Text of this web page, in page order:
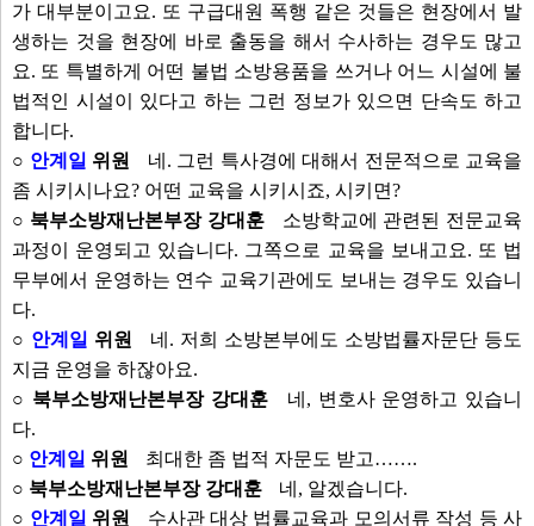
가 대부분이고요. 또 구급대원 폭행 같은 것들은 현장에서 발
생하는 것을 현장에 바로 출동을 해서 수사하는 경우도 많고
요. 또 특별하게 어떤 불법 소방용품을 쓰거나 어느 시설에 불
법적인 시설이 있다고 하는 그런 정보가 있으면 단속도 하고
합니다.
○ 안계일 위원
네. 그런 특사경에 대해서 전문적으로 교육을
좀 시키시나요? 어떤 교육을 시키시죠, 시키면?
○ 북부소방재난본부장 강대훈
소방학교에 관련된 전문교육
과정이 운영되고 있습니다. 그쪽으로 교육을 보내고요. 또 법
무부에서 운영하는 연수 교육기관에도 보내는 경우도 있습니
다.
○ 안계일 위원
네. 저희 소방본부에도 소방법률자문단 등도
지금 운영을 하잖아요.
○ 북부소방재난본부장 강대훈
네, 변호사 운영하고 있습니
다.
○ 안계일 위원
최대한 좀 법적 자문도 받고…….
○ 북부소방재난본부장 강대훈
네, 알겠습니다.
○ 안계일 위원
수사관 대상 법률교육과 모의서류 작성 등 사